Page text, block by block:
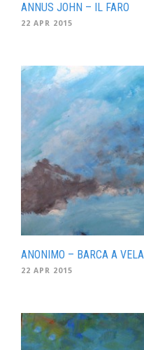
ANNUS JOHN – IL FARO
22 APR 2015
ANONIMO – BARCA A VELA
22 APR 2015